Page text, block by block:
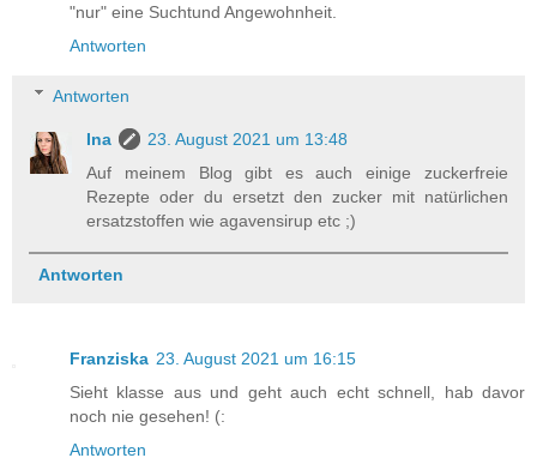
"nur" eine Suchtund Angewohnheit.
Antworten
Antworten
Ina
23. August 2021 um 13:48
Auf meinem Blog gibt es auch einige zuckerfreie
Rezepte oder du ersetzt den zucker mit natürlichen
ersatzstoffen wie agavensirup etc ;)
Antworten
Franziska 23. August 2021 um 16:15
Sieht klasse aus und geht auch echt schnell, hab davor
noch nie gesehen! (:
Antworten